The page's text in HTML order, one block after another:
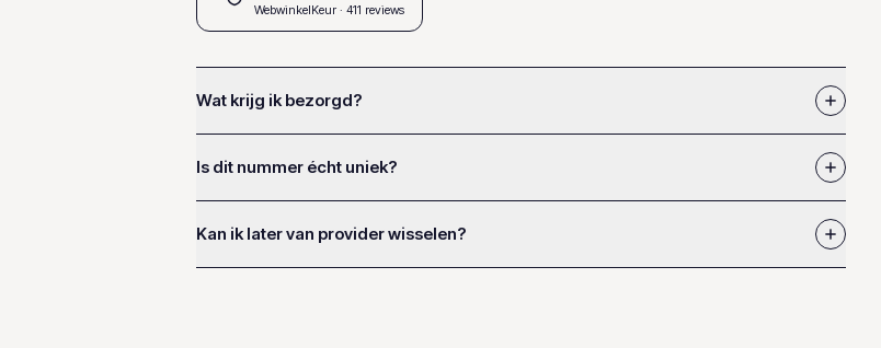
WebwinkelKeur· 411 reviews
Wat krijg ik bezorgd?
Is dit nummer écht uniek?
Kan ik later van provider wisselen?